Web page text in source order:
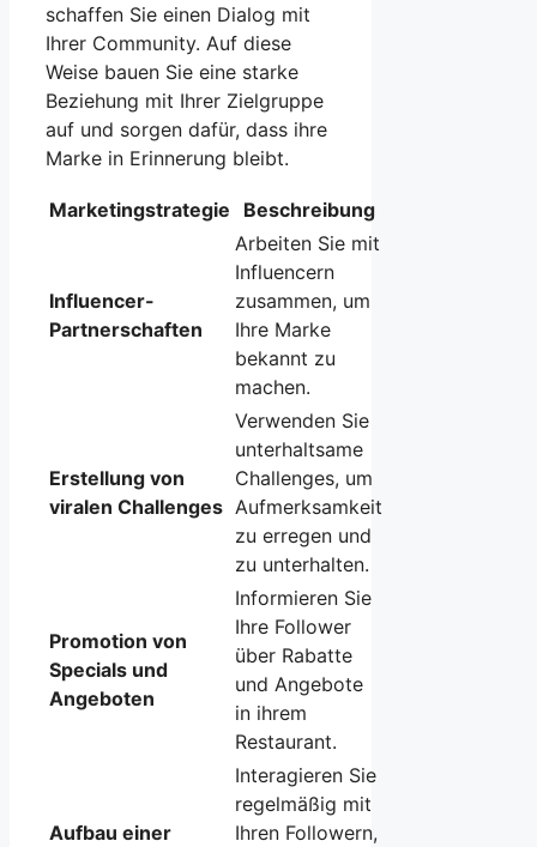
schaffen Sie einen Dialog mit
Ihrer Community. Auf diese
Weise bauen Sie eine starke
Beziehung mit Ihrer Zielgruppe
auf und sorgen dafür, dass ihre
Marke in Erinnerung bleibt.
Marketingstrategie Beschreibung
Influencer-
Partnerschaften
Arbeiten Sie mit
Influencern
zusammen, um
Ihre Marke
bekannt zu
machen.
Erstellung von
viralen Challenges
Verwenden Sie
unterhaltsame
Challenges, um
Aufmerksamkeit
zu erregen und
zu unterhalten.
Promotion von
Specials und
Angeboten
Informieren Sie
Ihre Follower
über Rabatte
und Angebote
in ihrem
Restaurant.
Aufbau einer
Interagieren Sie
regelmäßig mit
Ihren Followern,